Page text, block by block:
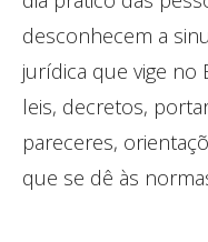
desconhecem a
jurídica que vige no
leis, decretos,
pareceres,
que se dê às